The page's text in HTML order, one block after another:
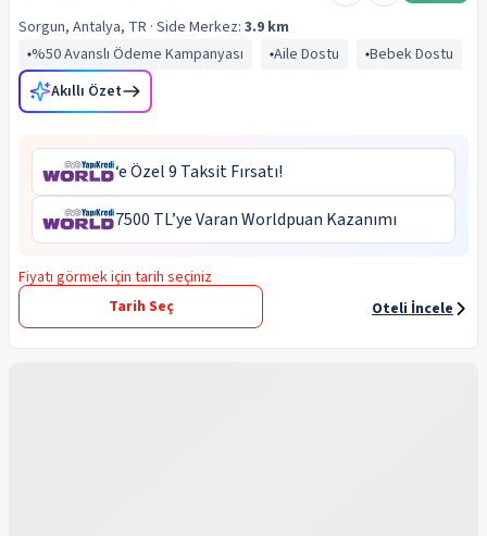
Sorgun, Antalya, TR · Side Merkez: 3.9 km
%50 Avanslı Ödeme Kampanyası
Aile Dostu Bebek Dostu
Akıllı Özet
‘e Özel 9 Taksit Fırsatı!
7500 TL’ye Varan Worldpuan Kazanımı
Fiyatı görmek için tarih seçiniz
Tarih Seç
Oteli İncele